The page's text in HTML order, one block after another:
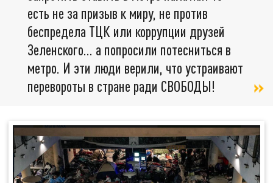
есть не за призыв к миру, не против
беспредела ТЦК или коррупции друзей
Зеленского... а попросили потесниться в
метро. И эти люди верили, что устраивают
перевороты в стране ради СВОБОДЫ!